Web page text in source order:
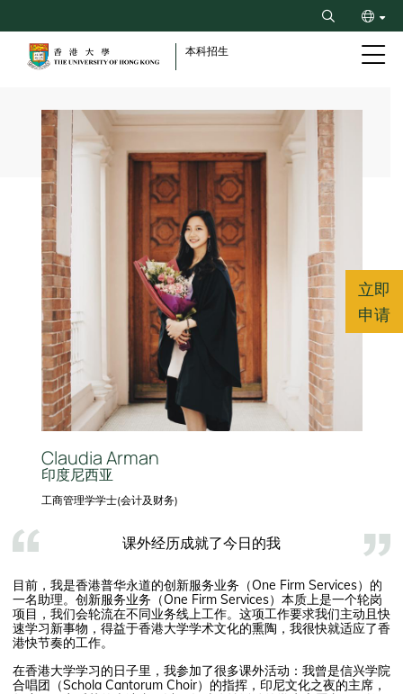
to
content
Search
本科招生
Claudia Arman
印度尼西亚
工商管理学学士(会计及财务)
课外经历成就了今日的我
目前，我是香港普华永道的创新服务业务（One Firm Services）的
一名助理。创新服务业务（One Firm Services）本质上是一个轮岗
项目，我们会轮流在不同业务线上工作。这项工作要求我们主动且快
速学习新事物，得益于香港大学学术文化的熏陶，我很快就适应了香
港快节奏的工作。
在香港大学学习的日子里，我参加了很多课外活动：我曾是信兴学院
合唱团（Schola Cantorum Choir）的指挥，印尼文化之夜的主席，
立即
申请